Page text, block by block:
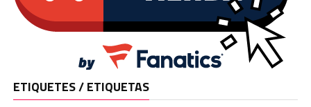
ETIQUETES / ETIQUETAS